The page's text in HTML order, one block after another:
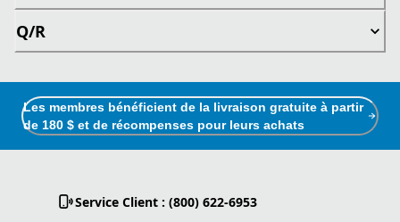
Q/R
Les membres bénéficient de la livraison gratuite à partir
de 180 $ et de récompenses pour leurs achats
Service Client : (800) 622-6953